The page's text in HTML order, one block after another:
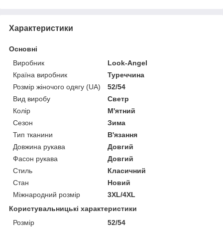
Характеристики
Основні
Виробник
Look-Angel
Країна виробник
Туреччина
Розмір жіночого одягу (UA)
52/54
Вид виробу
Светр
Колір
М'ятний
Сезон
Зима
Тип тканини
В'язання
Довжина рукава
Довгий
Фасон рукава
Довгий
Стиль
Класичний
Стан
Новий
Міжнародний розмір
3XL/4XL
Користувальницькі характеристики
Розмір
52/54